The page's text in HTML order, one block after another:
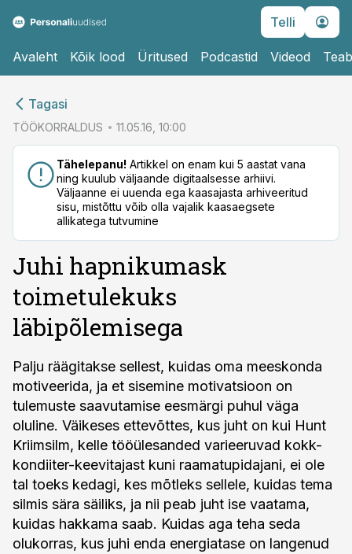
Telli
Avaleht Kõik lood Üritused Podcastid Videod
Tagasi
TÖÖKORRALDUS 11.05.16, 10:00
Tähelepanu! Artikkel on enam kui 5 aastat vana
ning kuulub väljaande digitaalsesse arhiivi.
Väljaanne ei uuenda ega kaasajasta arhiveeritud
sisu, mistõttu võib olla vajalik kaasaegsete
allikatega tutvumine
Juhi hapnikumask
toimetulekuks
läbipõlemisega
Palju räägitakse sellest, kuidas oma meeskonda
motiveerida, ja et sisemine motivatsioon on
tulemuste saavutamise eesmärgi puhul väga
oluline. Väikeses ettevõttes, kus juht on kui Hunt
Kriimsilm, kelle tööülesanded varieeruvad kokk-
kondiiter-keevitajast kuni raamatupidajani, ei ole
tal toeks kedagi, kes mõtleks sellele, kuidas tema
silmis sära säiliks, ja nii peab juht ise vaatama,
kuidas hakkama saab. Kuidas aga teha seda
olukorras, kus juhi enda energiatase on langenud